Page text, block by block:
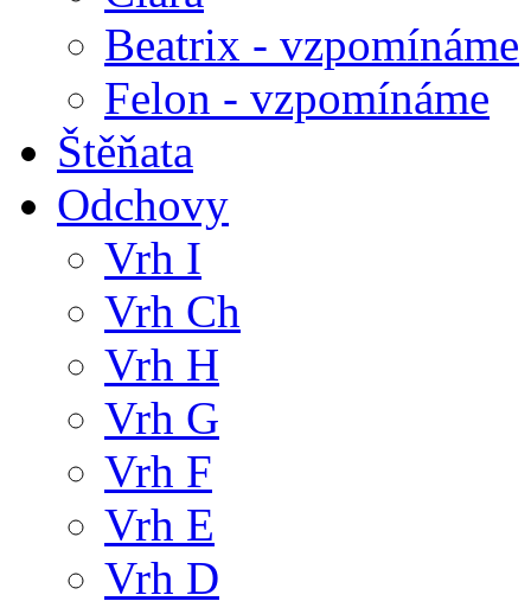
Beatrix - vzpomínáme
Felon - vzpomínáme
Štěňata
Odchovy
Vrh I
Vrh Ch
Vrh H
Vrh G
Vrh F
Vrh E
Vrh D